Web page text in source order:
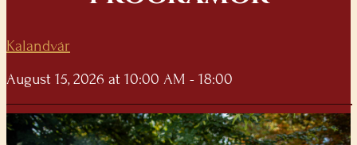
Kalandvár
August 15, 2026 at 10:00 AM - 18:00